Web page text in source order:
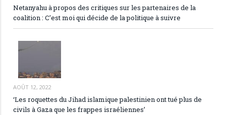
Netanyahu à propos des critiques sur les partenaires de la
coalition : C’est moi qui décide de la politique à suivre
AOÛT 12, 2022
‘Les roquettes du Jihad islamique palestinien ont tué plus de
civils à Gaza que les frappes israéliennes’